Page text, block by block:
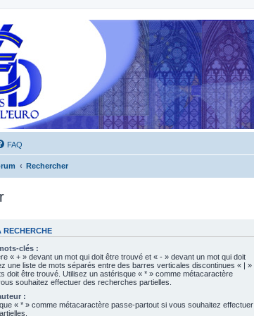
FAQ
Rechercher
RECHERCHE
clés :
« + » devant un mot qui doit être trouvé et « - » devant un mot qui doit
une liste de mots séparés entre des barres verticales discontinues « | »
doit être trouvé. Utilisez un astérisque « * » comme métacaractère
souhaitez effectuer des recherches partielles.
:
« * » comme métacaractère passe-partout si vous souhaitez effectuer